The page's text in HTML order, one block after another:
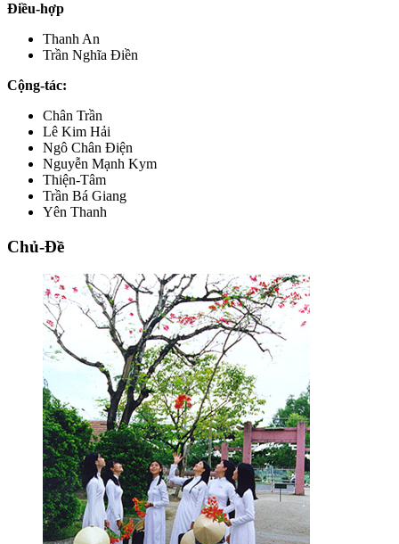
Điều-hợp
Thanh An
Trần Nghĩa Điền
Cộng-tác:
Chân Trần
Lê Kim Hải
Ngô Chân Điện
Nguyễn Mạnh Kym
Thiện-Tâm
Trần Bá Giang
Yên Thanh
Chủ-Đề